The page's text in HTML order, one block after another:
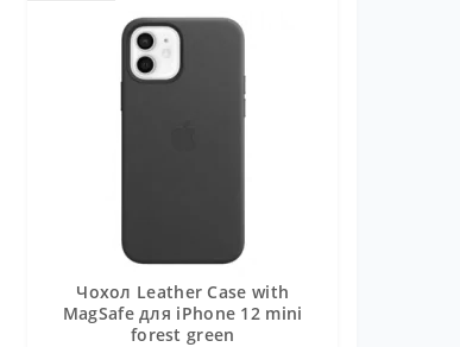
Чохол Leather Case with
MagSafe для iPhone 12 mini
forest green